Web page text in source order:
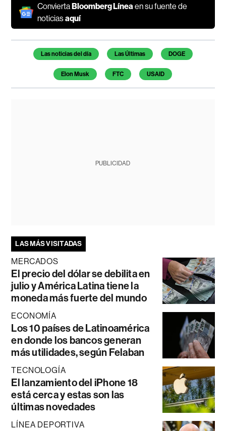
ConviertaBloomberg Línea en su fuente de
noticiasaquí
Temas de este artículo
Las noticias del día Las Últimas DOGE
Elon Musk FTC USAID
PUBLICIDAD
LAS MÁS VISITADAS
MERCADOS
El precio del dólar se debilita en
julio y América Latina tiene la
moneda más fuerte del mundo
ECONOMÍA
Los 10 países de Latinoamérica
en donde los bancos generan
más utilidades, según Felaban
TECNOLOGÍA
El lanzamiento del iPhone 18
está cerca y estas son las
últimas novedades
LÍNEA DEPORTIVA